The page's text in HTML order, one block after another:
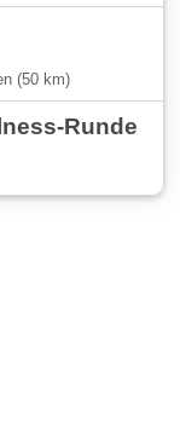
(50 km)
Runde